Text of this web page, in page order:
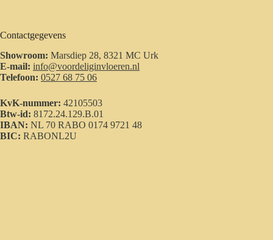
Contactgegevens
Showroom: Marsdiep 28, 8321 MC Urk
E-mail: info@voordeliginvloeren.nl
Telefoon: 0527 68 75 06
KvK-nummer: 42105503
Btw-id: 8172.24.129.B.01
IBAN: NL 70 RABO 0174 9721 48
BIC: RABONL2U